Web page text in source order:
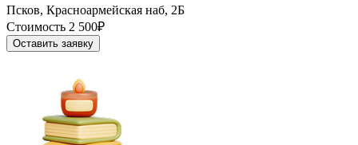
Псков, Красноармейская наб, 2Б
Стоимость 2 500₽
Оставить заявку